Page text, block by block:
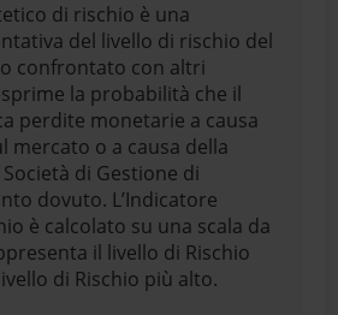
di rischio è una
del livello di rischio del
confrontato con altri
la probabilità che il
perdite monetarie a causa
mercato o a causa della
di Gestione di
dovuto. L’Indicatore
è calcolato su una scala da
il livello di Rischio
di Rischio più alto.